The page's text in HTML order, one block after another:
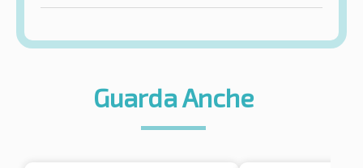
Guarda Anche